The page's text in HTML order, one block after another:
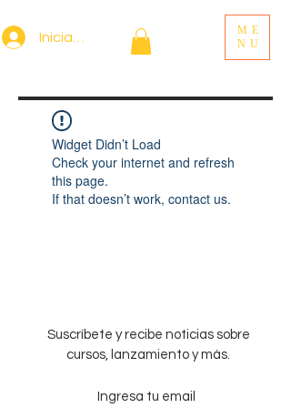
Iniciar sesión
ME
NU
Widget Didn’t Load
Check your internet and refresh
this page.
If that doesn’t work, contact us.
Suscríbete y recibe noticias sobre
cursos, lanzamiento y más.